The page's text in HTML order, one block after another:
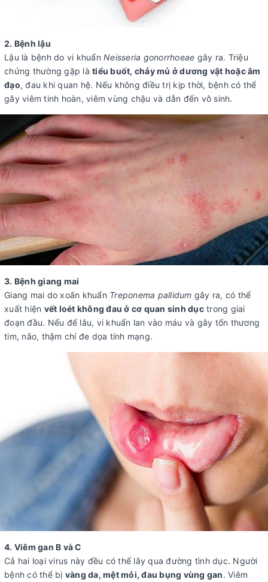
2. Bệnh lậu
Lậu là bệnh do vi khuẩn Neisseria gonorrhoeae gây ra. Triệu
chứng thường gặp là tiểu buốt, chảy mủ ở dương vật hoặc âm
đạo, đau khi quan hệ. Nếu không điều trị kịp thời, bệnh có thể
gây viêm tinh hoàn, viêm vùng chậu và dẫn đến vô sinh.
3. Bệnh giang mai
Giang mai do xoắn khuẩn Treponema pallidum gây ra, có thể
xuất hiện vết loét không đau ở cơ quan sinh dụctrong giai
đoạn đầu. Nếu để lâu, vi khuẩn lan vào máu và gây tổn thương
tim, não, thậm chí đe dọa tính mạng.
4. Viêm gan B và C
Cả hai loại virus này đều có thể lây qua đường tình dục. Người
bệnh có thể bị vàng da, mệt mỏi, đau bụng vùng gan. Viêm